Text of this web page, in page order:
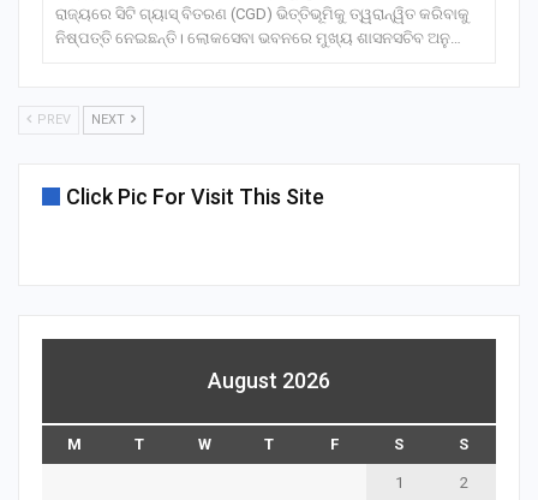
ରାଜ୍ୟରେ ସିଟି ଗ୍ୟାସ୍ ବିତରଣ (CGD) ଭିତ୍ତିଭୂମିକୁ ତ୍ୱରାନ୍ୱିତ କରିବାକୁ
ନିଷ୍ପତ୍ତି ନେଇଛନ୍ତି। ଲୋକସେବା ଭବନରେ ମୁଖ୍ୟ ଶାସନସଚିବ ଅନୁ…
PREV NEXT
Click Pic For Visit This Site
August 2026
M T W T F S S
1 2